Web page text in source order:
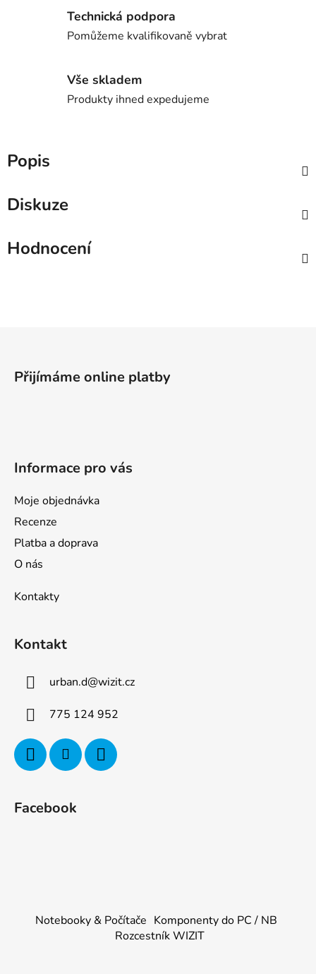
Technická podpora
Pomůžeme kvalifikovaně vybrat
Vše skladem
Produkty ihned expedujeme
Popis
Diskuze
Hodnocení
Přijímáme online platby
Informace pro vás
Moje objednávka
Recenze
Platba a doprava
O nás
Kontakty
Kontakt
urban.d@wizit.cz
775 124 952
Facebook
Notebooky & Počítače Komponenty do PC / NB
Rozcestník WIZIT